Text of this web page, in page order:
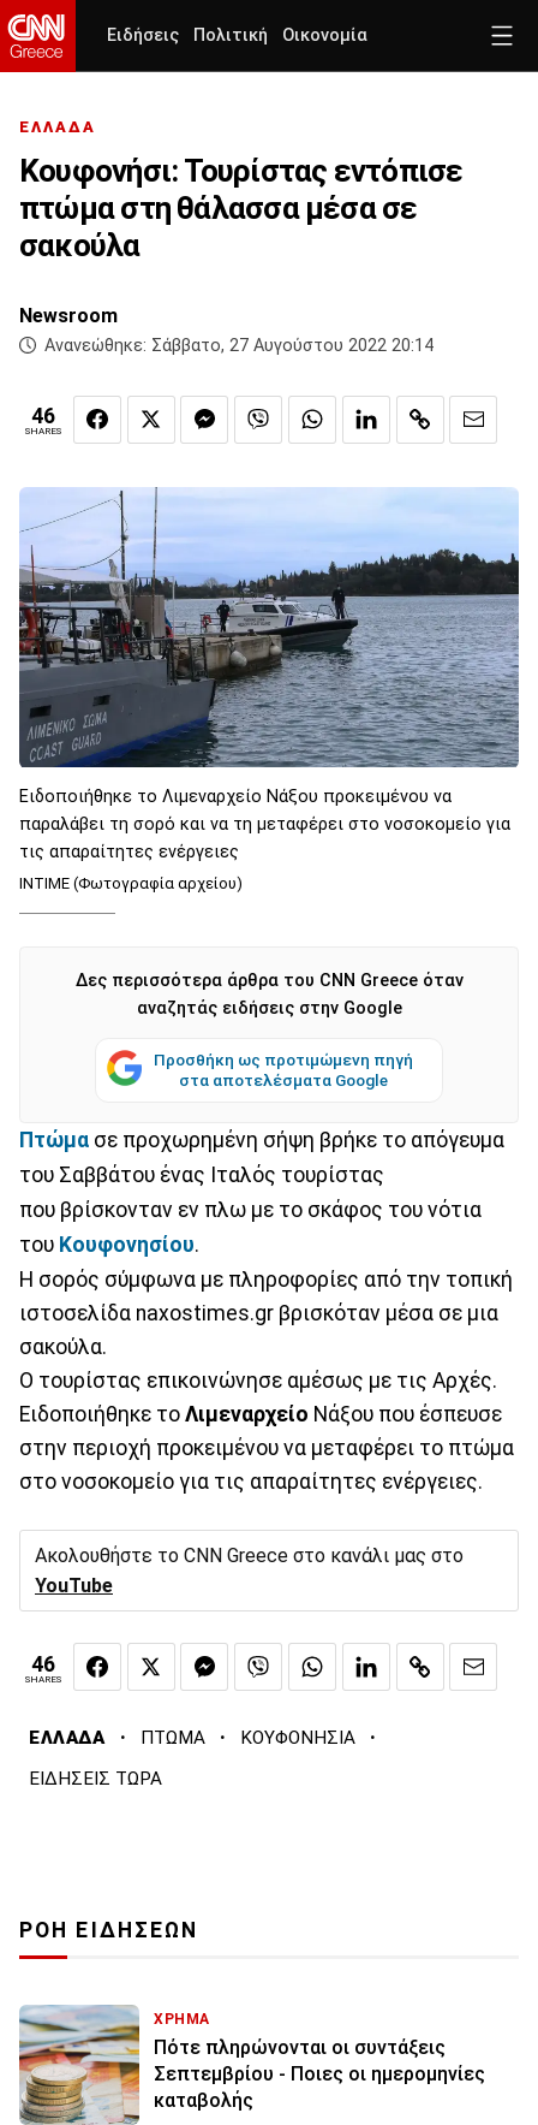
Ειδήσεις Πολιτική Οικονομία
ΕΛΛΑΔΑ
Κουφονήσι: Τουρίστας εντόπισε
πτώμα στη θάλασσα μέσα σε
σακούλα
Newsroom
Ανανεώθηκε: Σάββατο, 27 Αυγούστου 2022 20:14
46
SHARES
Ειδοποιήθηκε το Λιμεναρχείο Νάξου προκειμένου να
παραλάβει τη σορό και να τη μεταφέρει στο νοσοκομείο για
τις απαραίτητες ενέργειες
INTIME (Φωτογραφία αρχείου)
Δες περισσότερα άρθρα του CNN Greece όταν
αναζητάς ειδήσεις στην Google
Προσθήκη ως προτιμώμενη πηγή
στα αποτελέσματα Google
Πτώμα σε προχωρημένη σήψη βρήκε το απόγευμα
του Σαββάτου ένας Ιταλός τουρίστας
που βρίσκονταν εν πλω με το σκάφος του νότια
του Κουφονησίου.
Η σορός σύμφωνα με πληροφορίες από την τοπική
ιστοσελίδα naxostimes.gr βρισκόταν μέσα σε μια
σακούλα.
Ο τουρίστας επικοινώνησε αμέσως με τις Αρχές.
Ειδοποιήθηκε το Λιμεναρχείο Νάξου που έσπευσε
στην περιοχή προκειμένου να μεταφέρει το πτώμα
στο νοσοκομείο για τις απαραίτητες ενέργειες.
Ακολουθήστε το CNN Greece στο κανάλι μας στο
YouTube
46
SHARES
ΕΛΛΑΔΑ · ΠΤΩΜΑ · ΚΟΥΦΟΝΗΣΙΑ ·
ΕΙΔΗΣΕΙΣ ΤΩΡΑ
ΡΟΗ ΕΙΔΗΣΕΩΝ
ΧΡΗΜΑ
Πότε πληρώνονται οι συντάξεις
Σεπτεμβρίου - Ποιες οι ημερομηνίες
καταβολής